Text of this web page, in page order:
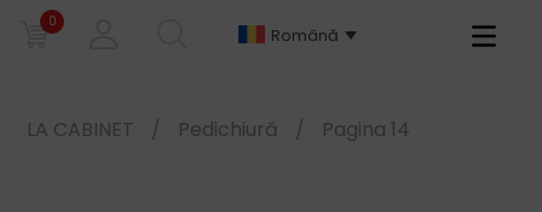
0
Română
Primary
LA CABINET / Pedichiură / Pagina 14